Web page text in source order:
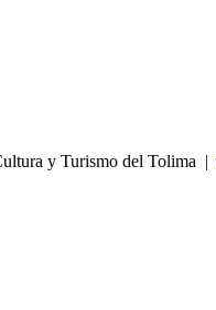
y Turismo del Tolima |